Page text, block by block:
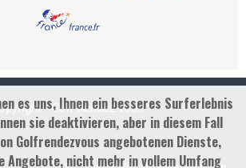
: Golf Rendez-vous
es uns, Ihnen ein besseres Surferlebnis
sie deaktivieren, aber in diesem Fall
Golfrendezvous angebotenen Dienste,
Angebote, nicht mehr in vollem Umfang